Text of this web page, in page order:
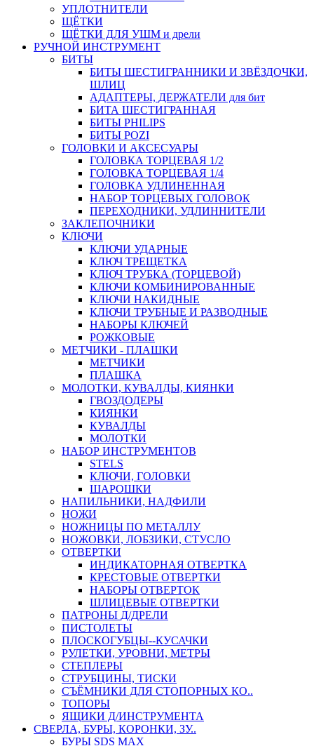
УПЛОТНИТЕЛИ
ЩЁТКИ
ЩЁТКИ ДЛЯ УШМ и дрели
РУЧНОЙ ИНСТРУМЕНТ
БИТЫ
БИТЫ ШЕСТИГРАННИКИ И ЗВЁЗДОЧКИ,
ШЛИЦ
АДАПТЕРЫ, ДЕРЖАТЕЛИ для бит
БИТА ШЕСТИГРАННАЯ
БИТЫ PHILIPS
БИТЫ POZI
ГОЛОВКИ И АКСЕСУАРЫ
ГОЛОВКА ТОРЦЕВАЯ 1/2
ГОЛОВКА ТОРЦЕВАЯ 1/4
ГОЛОВКА УДЛИНЕННАЯ
НАБОР ТОРЦЕВЫХ ГОЛОВОК
ПЕРЕХОДНИКИ, УДЛИННИТЕЛИ
ЗАКЛЕПОЧНИКИ
КЛЮЧИ
КЛЮЧИ УДАРНЫЕ
КЛЮЧ ТРЕЩЕТКА
КЛЮЧ ТРУБКА (ТОРЦЕВОЙ)
КЛЮЧИ КОМБИНИРОВАННЫЕ
КЛЮЧИ НАКИДНЫЕ
КЛЮЧИ ТРУБНЫЕ И РАЗВОДНЫЕ
НАБОРЫ КЛЮЧЕЙ
РОЖКОВЫЕ
МЕТЧИКИ - ПЛАШКИ
МЕТЧИКИ
ПЛАШКА
МОЛОТКИ, КУВАЛДЫ, КИЯНКИ
ГВОЗДОДЕРЫ
КИЯНКИ
КУВАЛДЫ
МОЛОТКИ
НАБОР ИНСТРУМЕНТОВ
STELS
КЛЮЧИ, ГОЛОВКИ
ШАРОШКИ
НАПИЛЬНИКИ, НАДФИЛИ
НОЖИ
НОЖНИЦЫ ПО МЕТАЛЛУ
НОЖОВКИ, ЛОБЗИКИ, СТУСЛО
ОТВЕРТКИ
ИНДИКАТОРНАЯ ОТВЕРТКА
КРЕСТОВЫЕ ОТВЕРТКИ
НАБОРЫ ОТВЕРТОК
ШЛИЦЕВЫЕ ОТВЕРТКИ
ПАТРОНЫ Д/ДРЕЛИ
ПИСТОЛЕТЫ
ПЛОСКОГУБЦЫ--КУСАЧКИ
РУЛЕТКИ, УРОВНИ, МЕТРЫ
СТЕПЛЕРЫ
СТРУБЦИНЫ, ТИСКИ
СЪЁМНИКИ ДЛЯ СТОПОРНЫХ КО..
ТОПОРЫ
ЯЩИКИ Д/ИНСТРУМЕНТА
СВЕРЛА, БУРЫ, КОРОНКИ, ЗУ..
БУРЫ SDS MAX